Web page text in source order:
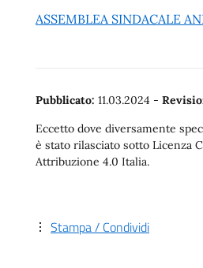
ASSEMBLEA SINDACALE
Pubblicato: 11.03.2024 -
Eccetto dove diversamente
è stato rilasciato sotto Licenza
Attribuzione 4.0 Italia.
Stampa / Condividi